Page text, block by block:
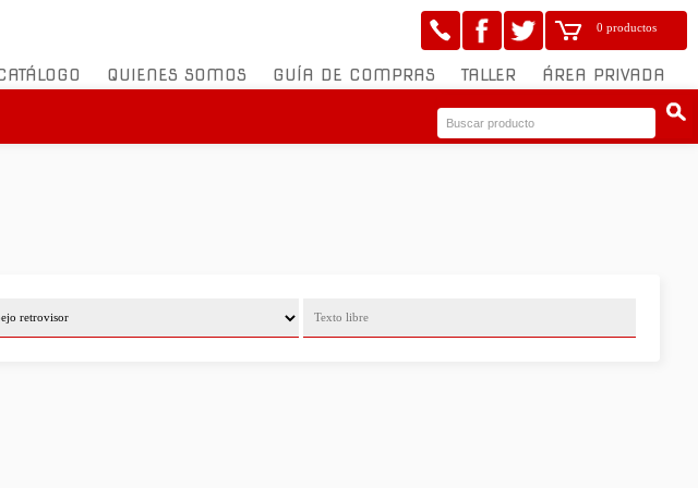
0 productos
QUIENES SOMOS GUÍA DE COMPRAS TALLER ÁREA PRIVADA